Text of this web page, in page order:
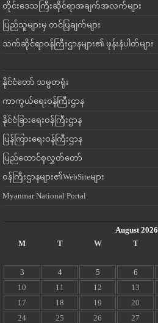
တိုင်းဒေသကြီးဆိုင်ရာအချက်အလက်များ
ပြည်သူများမှ တင်ပြချက်များ
သက်ဆိုင်ရာဝန်ကြီးဌာနများ၏ ဖုန်းနံပါတ်များ
နိုင်ငံတော် သမ္မတရုံး
ကာကွယ်ရေးဝန်ကြီးဌာန
နိုင်ငံခြားရေးဝန်ကြီးဌာန
ပြန်ကြားရေးဝန်ကြီးဌာန
ပြည်ထောင်စုလွှတ်တော်
ဝန်ကြီးဌာနများ၏WebSiteများ
Myanmar National Portal
August 2026
M
T W T
3
4 5 6
10
11 12 13
17
18 19 20
24
25 26 27